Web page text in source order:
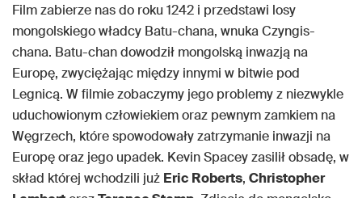
Film zabierze nas do roku 1242 i przedstawi losy
mongolskiego władcy Batu-chana, wnuka Czyngis-
chana. Batu-chan dowodził mongolską inwazją na
Europę, zwyciężając między innymi w bitwie pod
Legnicą. W filmie zobaczymy jego problemy z niezwykle
uduchowionym człowiekiem oraz pewnym zamkiem na
Węgrzech, które spowodowały zatrzymanie inwazji na
Europę oraz jego upadek. Kevin Spacey zasilił obsadę, w
skład której wchodzili już Eric Roberts, Christopher